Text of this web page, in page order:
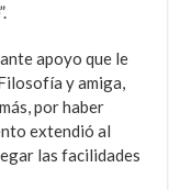
apoyo que le
y amiga,
por haber
extendió al
las facilidades